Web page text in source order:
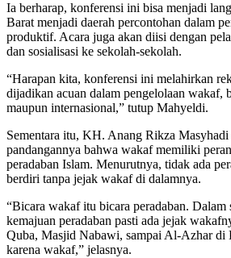
Ia berharap, konferensi ini bisa menjadi
Barat menjadi daerah percontohan dalam
produktif. Acara juga akan diisi dengan
dan sosialisasi ke sekolah-sekolah.
“Harapan kita, konferensi ini melahirkan
dijadikan acuan dalam pengelolaan wakaf,
maupun internasional,” tutup Mahyeldi.
Sementara itu, KH. Anang Rikza Masyhadi
pandangannya bahwa wakaf memiliki
peradaban Islam. Menurutnya, tidak ada
berdiri tanpa jejak wakaf di dalamnya.
“Bicara wakaf itu bicara peradaban. Dalam
kemajuan peradaban pasti ada jejak
Quba, Masjid Nabawi, sampai Al-Azhar di
karena wakaf,” jelasnya.